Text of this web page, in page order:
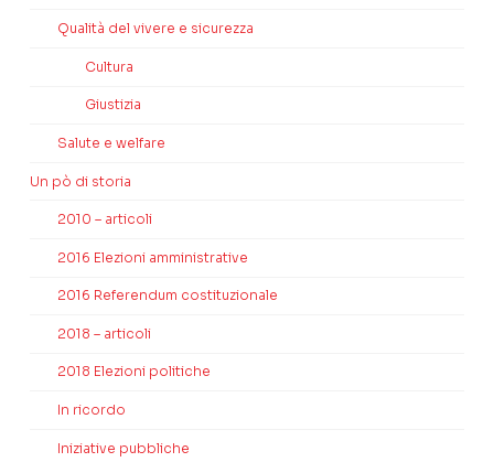
Qualità del vivere e sicurezza
Cultura
Giustizia
Salute e welfare
Un pò di storia
2010 – articoli
2016 Elezioni amministrative
2016 Referendum costituzionale
2018 – articoli
2018 Elezioni politiche
In ricordo
Iniziative pubbliche